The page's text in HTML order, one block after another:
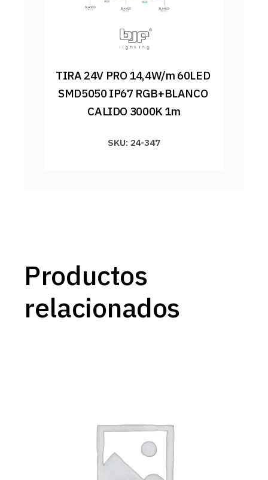
TIRA 24V PRO 14,4W/m 60LED
SMD5050 IP67 RGB+BLANCO
CALIDO 3000K 1m
SKU: 24-347
Productos
relacionados